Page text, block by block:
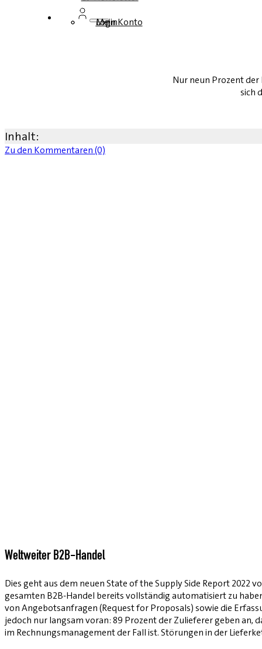
Login
Mein Konto
Nur neun Prozent
sich
Inhalt:
Zu den Kommentaren (0)
Weltweiter B2B-Handel
Dies geht aus dem neuen State of the Supply Side Report 2022
gesamten B2B-Handel bereits vollständig automatisiert zu
von Angebotsanfragen (Request for Proposals) sowie die
jedoch nur langsam voran: 89 Prozent der Zulieferer geben an,
im Rechnungsmanagement der Fall ist. Störungen in der